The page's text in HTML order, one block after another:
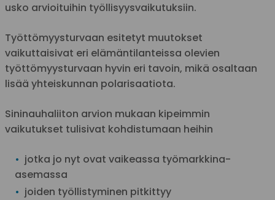
usko arvioituihin työllisyysvaikutuksiin.
Työttömyysturvaan esitetyt muutokset
vaikuttaisivat eri elämäntilanteissa olevien
työttömyysturvaan hyvin eri tavoin, mikä osaltaan
lisää yhteiskunnan polarisaatiota.
Sininauhaliiton arvion mukaan kipeimmin
vaikutukset tulisivat kohdistumaan heihin
jotka jo nyt ovat vaikeassa työmarkkina-
asemassa
joiden työllistyminen pitkittyy